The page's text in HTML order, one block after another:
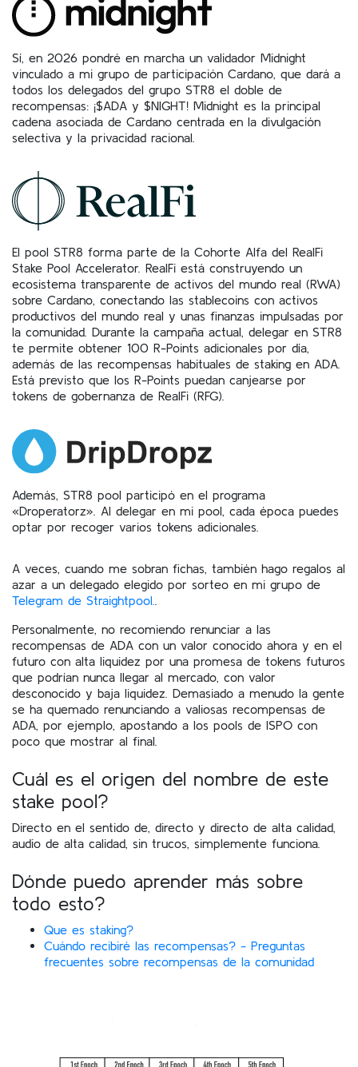
Sí, en 2026 pondré en marcha un validador Midnight
vinculado a mi grupo de participación Cardano, que dará a
todos los delegados del grupo STR8 el doble de
recompensas: ¡$ADA y $NIGHT! Midnight es la principal
cadena asociada de Cardano centrada en la divulgación
selectiva y la privacidad racional.
El pool STR8 forma parte de la Cohorte Alfa del RealFi
Stake Pool Accelerator. RealFi está construyendo un
ecosistema transparente de activos del mundo real (RWA)
sobre Cardano, conectando las stablecoins con activos
productivos del mundo real y unas finanzas impulsadas por
la comunidad. Durante la campaña actual, delegar en STR8
te permite obtener 100 R-Points adicionales por día,
además de las recompensas habituales de staking en ADA.
Está previsto que los R-Points puedan canjearse por
tokens de gobernanza de RealFi (RFG).
Además, STR8 pool participó en el programa
«Droperatorz». Al delegar en mi pool, cada época puedes
optar por recoger varios tokens adicionales.
A veces, cuando me sobran fichas, también hago regalos al
azar a un delegado elegido por sorteo en mi grupo de
Telegram de Straightpool.
Personalmente, no recomiendo renunciar a las
recompensas de ADA con un valor conocido ahora y en el
futuro con alta liquidez por una promesa de tokens futuros
que podrían nunca llegar al mercado, con valor
desconocido y baja liquidez. Demasiado a menudo la gente
se ha quemado renunciando a valiosas recompensas de
ADA, por ejemplo, apostando a los pools de ISPO con
poco que mostrar al final.
Cuál es el origen del nombre de este
stake pool?
Directo en el sentido de, directo y directo de alta calidad,
audio de alta calidad, sin trucos, simplemente funciona.
Dónde puedo aprender más sobre
todo esto?
Que es staking?
Cuándo recibiré las recompensas? - Preguntas
frecuentes sobre recompensas de la comunidad